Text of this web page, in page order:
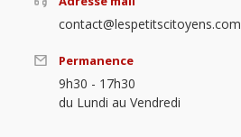
contact@lespetitscitoyens.com
Permanence
9h30 - 17h30
du Lundi au Vendredi